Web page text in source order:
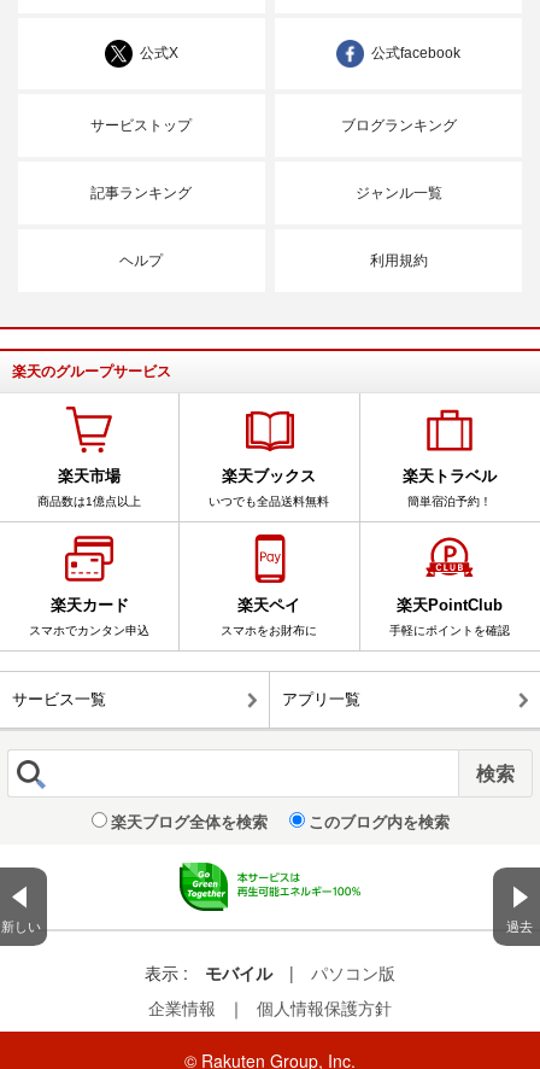
新しい 過去
公式X 公式facebook
サービストップ ブログランキング
記事ランキング ジャンル一覧
ヘルプ 利用規約
楽天のグループサービス
楽天市場
商品数は1億点以上
楽天ブックス
いつでも全品送料無料
楽天トラベル
簡単宿泊予約！
楽天カード
スマホでカンタン申込
楽天ペイ
スマホをお財布に
楽天PointClub
手軽にポイントを確認
サービス一覧 アプリ一覧
楽天ブログ全体を検索 このブログ内を検索
表示 : モバイル |
パソコン版
企業情報
｜ 個人情報保護方針
© Rakuten Group, Inc.